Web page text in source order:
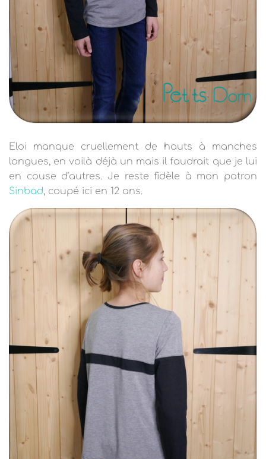
Eloi manque cruellement de hauts à manches
longues, en voilà déjà un mais il faudrait que je lui
en couse d’autres. Je reste fidèle à mon patron
Sinbad, coupé ici en 12 ans.